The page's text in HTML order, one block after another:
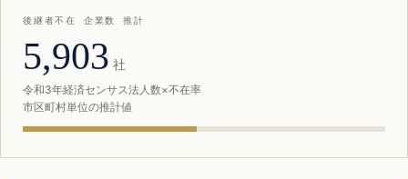
後継者不在 企業数 推計
5,903 社
令和3年経済センサス法人数×不在率
市区町村単位の推計値